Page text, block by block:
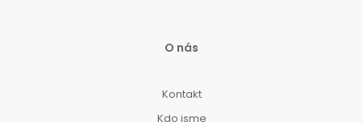
O nás
Kontakt
Kdo jsme